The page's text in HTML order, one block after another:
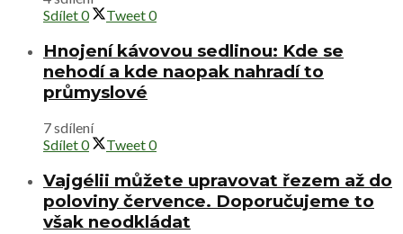
Sdílet0 Tweet0
Hnojení kávovou sedlinou: Kde se
nehodí a kde naopak nahradí to
průmyslové
7 sdílení
Sdílet0 Tweet0
Vajgélii můžete upravovat řezem až do
poloviny července. Doporučujeme to
však neodkládat